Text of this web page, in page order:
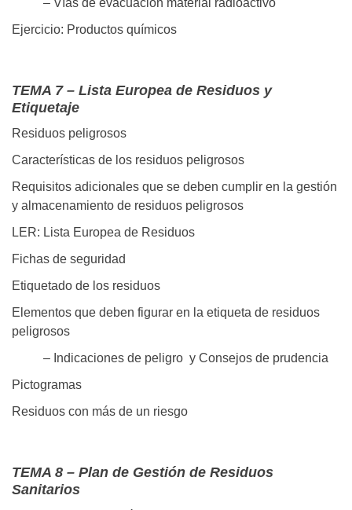
– Vías de evacuación material radioactivo
Ejercicio: Productos químicos
TEMA 7 – Lista Europea de Residuos y
Etiquetaje
Residuos peligrosos
Características de los residuos peligrosos
Requisitos adicionales que se deben cumplir en la gestión
y almacenamiento de residuos peligrosos
LER: Lista Europea de Residuos
Fichas de seguridad
Etiquetado de los residuos
Elementos que deben figurar en la etiqueta de residuos
peligrosos
– Indicaciones de peligro y Consejos de prudencia
Pictogramas
Residuos con más de un riesgo
TEMA 8 – Plan de Gestión de Residuos
Sanitarios